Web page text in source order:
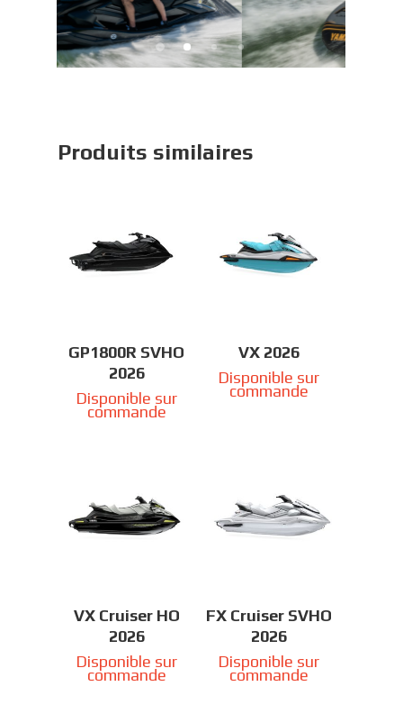
Produits similaires
GP1800R SVHO
2026
Disponible sur
commande
VX 2026
Disponible sur
commande
VX Cruiser HO
2026
Disponible sur
commande
FX Cruiser SVHO
2026
Disponible sur
commande